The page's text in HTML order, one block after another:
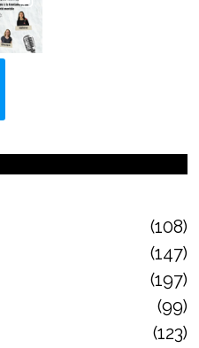
108
147
197
99
123